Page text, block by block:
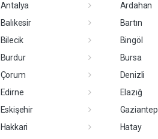
Antalya
Ardahan
Balıkesir
Bartın
Bilecik
Bingöl
Burdur
Bursa
Çorum
Denizli
Edirne
Elazığ
Eskişehir
Gaziantep
Hakkari
Hatay